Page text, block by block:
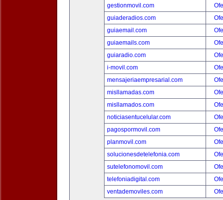
gestionmovil.com
guiaderadios.com
guiaemail.com
guiaemails.com
guiaradio.com
i-movil.com
mensajeriaempresarial.com
misllamadas.com
misllamados.com
noticiasentucelular.com
pagospormovil.com
planmovil.com
solucionesdetelefonia.com
sutelefonomovil.com
telefoniadigital.com
ventademoviles.com